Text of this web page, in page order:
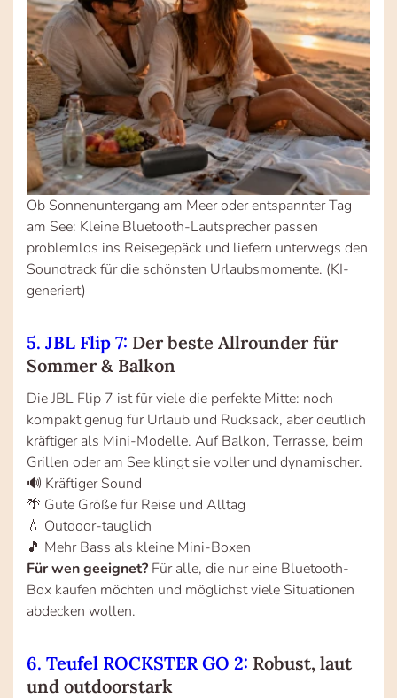
Ob Sonnenuntergang am Meer oder entspannter Tag
am See: Kleine Bluetooth-Lautsprecher passen
problemlos ins Reisegepäck und liefern unterwegs den
Soundtrack für die schönsten Urlaubsmomente. (KI-
generiert)
5. JBL Flip 7: Der beste Allrounder für
Sommer & Balkon
Die JBL Flip 7 ist für viele die perfekte Mitte: noch
kompakt genug für Urlaub und Rucksack, aber deutlich
kräftiger als Mini-Modelle. Auf Balkon, Terrasse, beim
Grillen oder am See klingt sie voller und dynamischer.
🔊 Kräftiger Sound
🌴 Gute Größe für Reise und Alltag
💧 Outdoor-tauglich
🎵 Mehr Bass als kleine Mini-Boxen
Für wen geeignet? Für alle, die nur eine Bluetooth-
Box kaufen möchten und möglichst viele Situationen
abdecken wollen.
6. Teufel ROCKSTER GO 2: Robust, laut
und outdoorstark